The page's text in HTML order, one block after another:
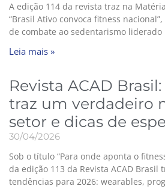
A edição 114 da revista traz na
“Brasil Ativo convoca fitness
de combate ao sedentarismo liderado
Leia mais »
Revista ACAD Brasil:
traz um verdadeiro
setor e dicas de
30/04/2026
Sob o título “Para onde aponta o
da edição 113 da Revista ACAD
tendências para 2026: wearables,